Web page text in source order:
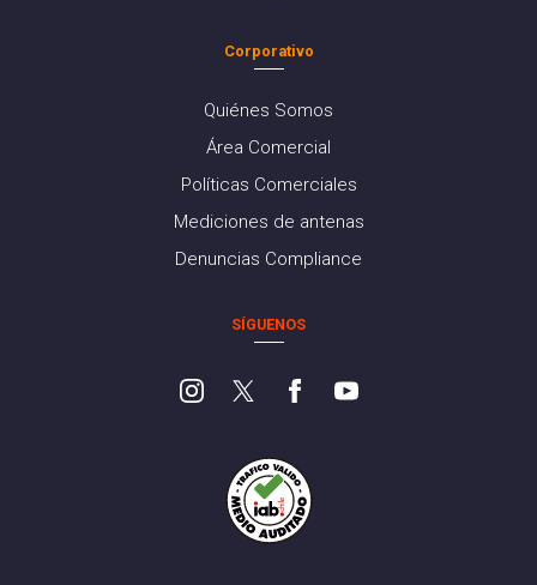
Corporativo
Quiénes Somos
Área Comercial
Políticas Comerciales
Mediciones de antenas
Denuncias Compliance
SÍGUENOS